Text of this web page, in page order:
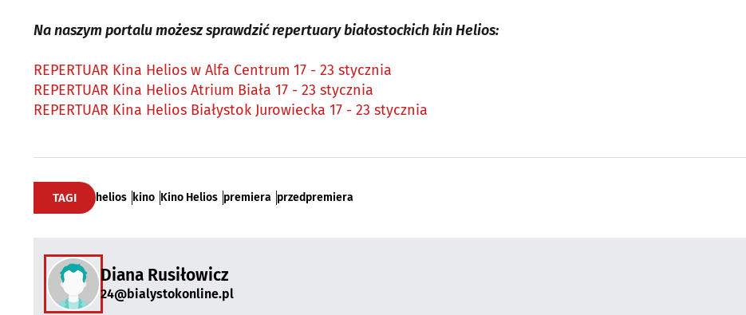
Na naszym portalu możesz sprawdzić repertuary białostockich kin Helios:
REPERTUAR Kina Helios w Alfa Centrum 17 - 23 stycznia
REPERTUAR Kina Helios Atrium Biała 17 - 23 stycznia
REPERTUAR Kina Helios Białystok Jurowiecka 17 - 23 stycznia
TAGI helios kino Kino Helios premiera przedpremiera
Diana Rusiłowicz
24@bialystokonline.pl